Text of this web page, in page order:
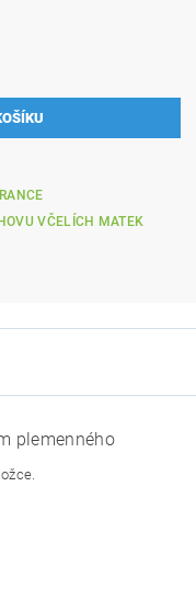
VČELÍCH MATEK
plemenného